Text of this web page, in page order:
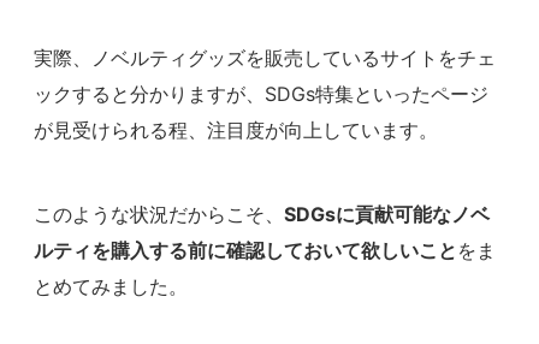
実際、ノベルティグッズを販売しているサイトをチェ
ックすると分かりますが、SDGs特集といったページ
が見受けられる程、注目度が向上しています。
このような状況だからこそ、 SDGsに貢献可能なノベ
ルティを購入する前に確認しておいて欲しいこと をま
とめてみました。